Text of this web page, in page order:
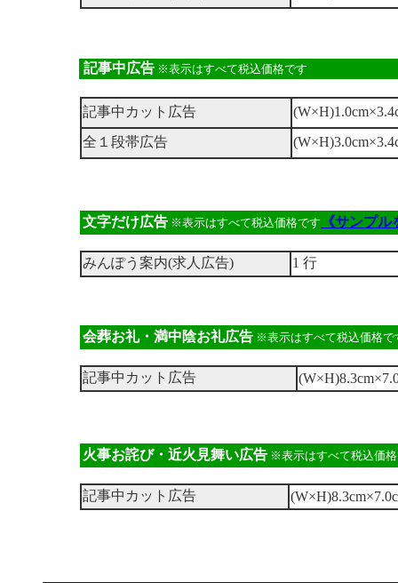
記事中広告 ※表示はすべて税込価格です
記事中カット広告
全１段帯広告
文字だけ広告 ※表示はすべて税込価格です 《サンプ
みんぽう案内(求人広告) 1 行
会葬お礼・満中陰お礼広告 ※表示はすべて税込価格で
記事中カット広告
火事お詫び・近火見舞い広告 ※表示はすべて税込価
記事中カット広告